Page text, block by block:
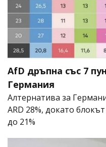
AfD дръпна със 7
Германия
Алтернатива за
ARD 28%, докато
до 21%